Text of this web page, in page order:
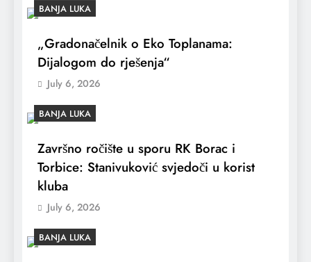
BANJA LUKA
„Gradonačelnik o Eko Toplanama:
Dijalogom do rješenja“
July 6, 2026
BANJA LUKA
Završno ročište u sporu RK Borac i
Torbice: Stanivuković svjedoči u korist
kluba
July 6, 2026
BANJA LUKA